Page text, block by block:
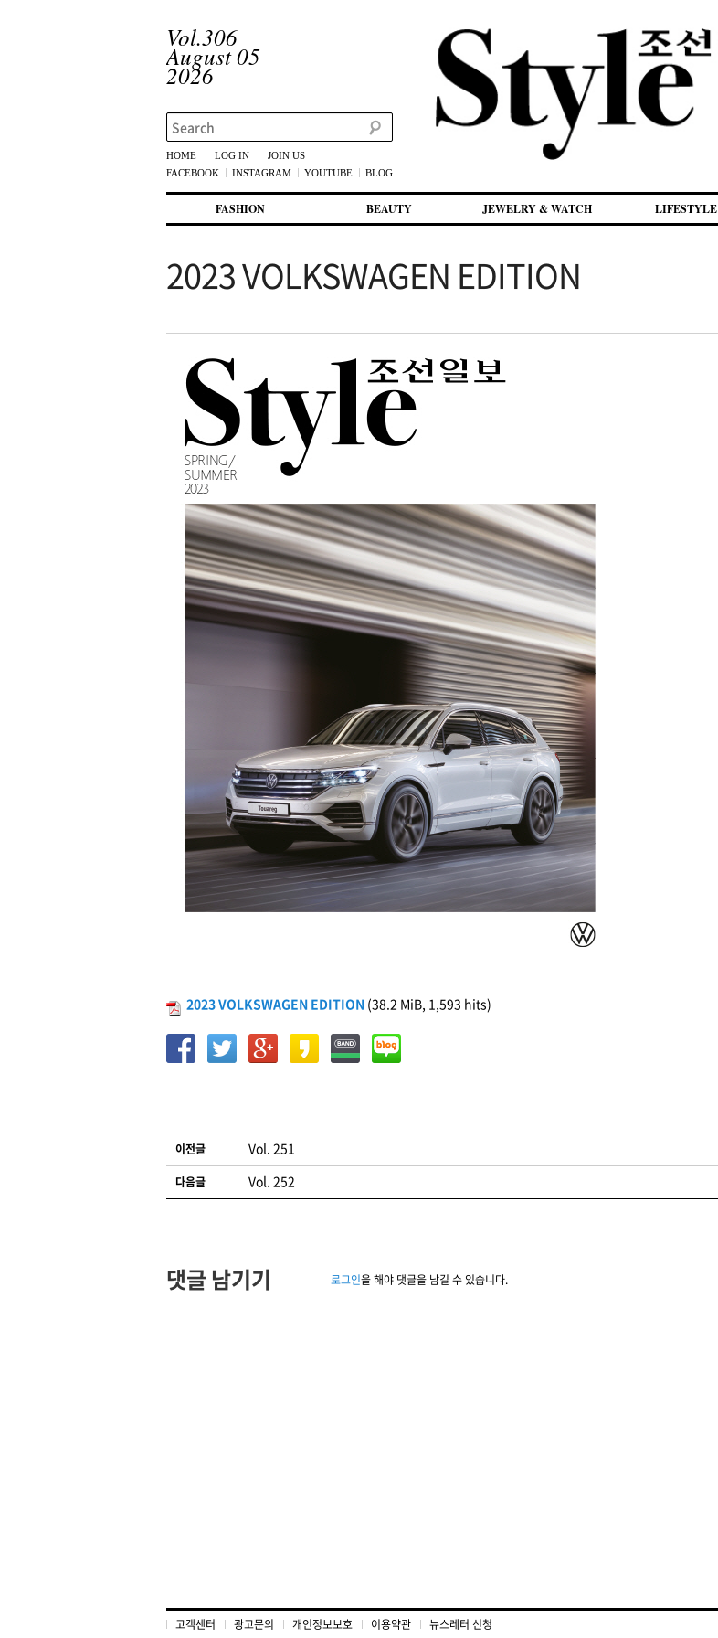
Vol.306
August 05
2026
Search
HOME LOG IN
JOIN US
FACEBOOK
INSTAGRAM YOUTUBE BLOG
첫번째 컨텐츠로 뛰어넘기
두번째 컨텐츠로 뛰어넘기
FASHION BEAUTY JEWELRY & WATCH LIFESTYLE
2023 VOLKSWAGEN EDITION
2023 VOLKSWAGEN EDITION (38.2 MiB, 1,593 hits)
글 네비게이션
이전글 Vol. 251
다음글 Vol. 252
댓글 남기기 로그인을 해야 댓글을 남길 수 있습니다.
고객센터 광고문의 개인정보보호 이용약관 뉴스레터 신청